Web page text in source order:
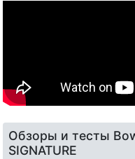
Обзоры и тесты
SIGNATURE